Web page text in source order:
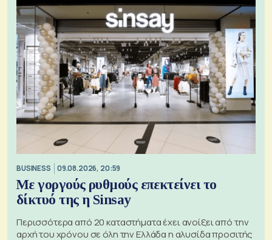
BUSINESS 09.08.2026, 20:59
Με γοργούς ρυθμούς επεκτείνει το
δίκτυό της η Sinsay
Περισσότερα από 20 καταστήματα έχει ανοίξει από την
αρχή του χρόνου σε όλη την Ελλάδα η αλυσίδα προσιτής